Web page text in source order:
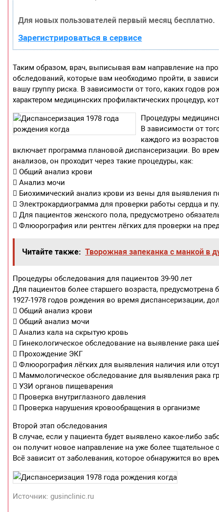
Для новых пользователей первый месяц бесплатно.
Зарегистрироваться в сервисе
Таким образом, врач, выписывая вам направление на
обследований, которые вам необходимо пройти, в
вашу группу риска. В зависимости от того, каких годов
характером медицинских профилактических процедур,
Процедуры
В зависимости от
каждого из
включает программа плановой диспансеризации. Во
анализов, он проходит через такие процедуры, как:
 Общий анализ крови
 Анализ мочи
 Биохимический анализ крови из вены для выявления
 Электрокардиограмма для проверки работы сердца и
 Для пациентов женского пола, предусмотрено
 Флюорография или рентген лёгких для проверки на
Читайте также: Творожная запеканка с манкой в
Процедуры обследования для пациентов 39-90 лет
Для пациентов более старшего возраста,
1927-1978 годов рождения во время диспансеризации,
 Общий анализ крови
 Общий анализ мочи
 Анализ кала на скрытую кровь
 Гинекологическое обследование на выявление рака
 Прохождение ЭКГ
 Флюорография лёгких для выявления наличия или
 Маммологическое обследование для выявления рака
 УЗИ органов пищеварения
 Проверка внутриглазного давления
 Проверка нарушения кровообращения в организме
Второй этап обследования
В случае, если у пациента будет выявлено какое-либо
он получит новое направление на уже более тщательное
Всё зависит от заболевания, которое обнаружится во
Источник: gusinclinic.ru